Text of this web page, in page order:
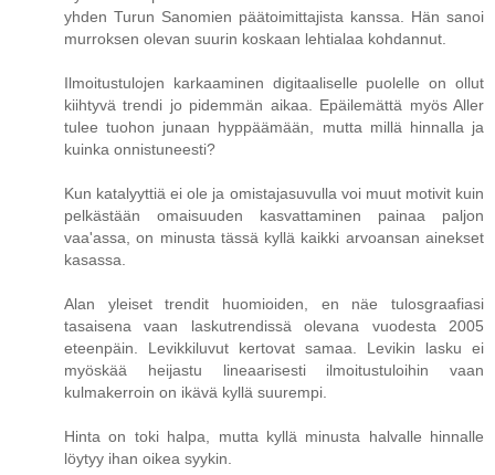
yhden Turun Sanomien päätoimittajista kanssa. Hän sanoi
murroksen olevan suurin koskaan lehtialaa kohdannut.
Ilmoitustulojen karkaaminen digitaaliselle puolelle on ollut
kiihtyvä trendi jo pidemmän aikaa. Epäilemättä myös Aller
tulee tuohon junaan hyppäämään, mutta millä hinnalla ja
kuinka onnistuneesti?
Kun katalyyttiä ei ole ja omistajasuvulla voi muut motivit kuin
pelkästään omaisuuden kasvattaminen painaa paljon
vaa'assa, on minusta tässä kyllä kaikki arvoansan ainekset
kasassa.
Alan yleiset trendit huomioiden, en näe tulosgraafiasi
tasaisena vaan laskutrendissä olevana vuodesta 2005
eteenpäin. Levikkiluvut kertovat samaa. Levikin lasku ei
myöskää heijastu lineaarisesti ilmoitustuloihin vaan
kulmakerroin on ikävä kyllä suurempi.
Hinta on toki halpa, mutta kyllä minusta halvalle hinnalle
löytyy ihan oikea syykin.